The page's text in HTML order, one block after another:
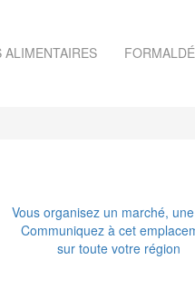
ALIMENTAIRES
Vous organisez un marché,
Communiquez à cet
sur toute votre région